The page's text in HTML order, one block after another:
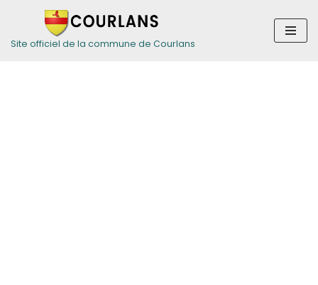
Aller
Site officiel de la commune de Courlans